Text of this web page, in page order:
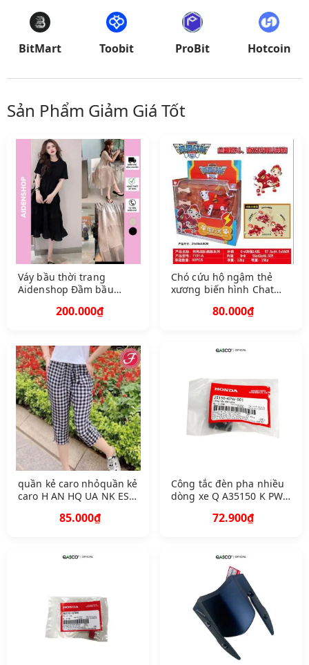
BitMart Toobit ProBit Hotcoin
Sản Phẩm Giảm Giá Tốt
Váy bầu thời trang
Aidenshop Đầm bầu
suông 4568 kg V B 023
200.000₫
Chó cứu hộ ngậm thẻ
xương biến hình Chat
ngẫu nhiên80.000₫
quần kẻ caro nhỏquần kẻ
caro H AN HQ UA NK ES J
85.000₫
Công tắc đèn pha nhiều
dòng xe Q A35150 K PW
72.900₫